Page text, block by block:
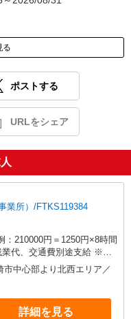
る
ポストする
URLをシェア
業所）/FTKS119384
：210000円＝1250円×8時間
業代、交通費別途支給 ※交
定あり。
市中心部より北西エリア／
詳細を見る